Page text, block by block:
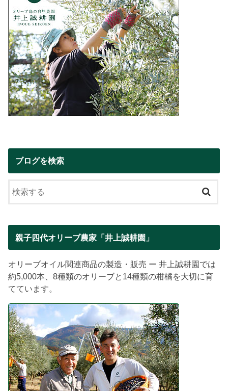
ブログを検索
親子四代オリーブ農家「井上誠耕園」
オリーブオイル関連商品の製造・販売 ー 井上誠耕園では
約5,000本、8種類のオリーブと14種類の柑橘を大切に育
てています。